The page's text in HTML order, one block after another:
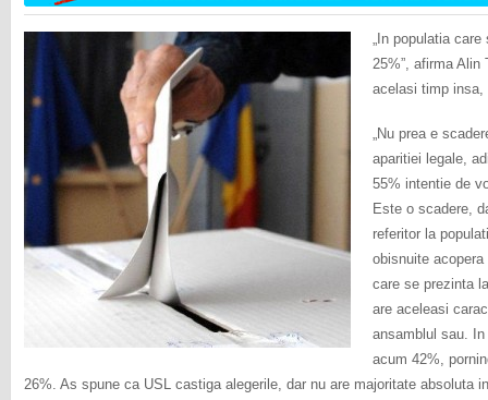
„In populatia
25%”, afirma Alin
acelasi timp insa,
„Nu prea e
aparitiei legale,
55% intentie de
Este o scadere,
referitor la
obisnuite
care se prezinta
are aceleasi
ansamblul sau.
acum 42%,
26%. As spune ca USL castiga alegerile, dar nu are majoritate absoluta